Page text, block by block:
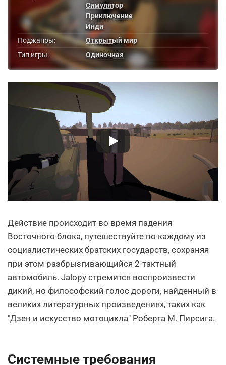
Симулятор
Приключение
Инди
Поджанры:
Открытый мир
Тип игры:
Одиночная
Действие происходит во время падения
Восточного блока, путешествуйте по каждому из
социалистических братских государств, сохраняя
при этом разбрызгивающийся 2-тактный
автомобиль. Jalopy стремится воспроизвести
дикий, но философский голос дороги, найденный в
великих литературных произведениях, таких как
"Дзен и искусство мотоцикла" Роберта М. Пирсига.
Системные требования